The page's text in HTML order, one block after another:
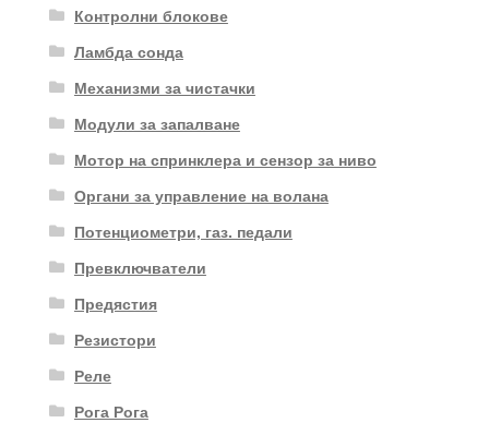
Контролни блокове
Ламбда сонда
Механизми за чистачки
Модули за запалване
Мотор на спринклера и сензор за ниво
Органи за управление на волана
Потенциометри, газ. педали
Превключватели
Предястия
Резистори
Реле
Рога Рога